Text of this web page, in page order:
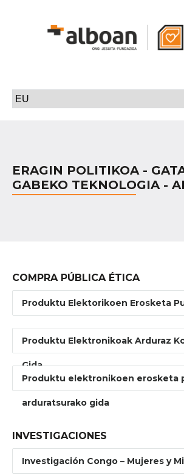
ERAGIN POLITIKOA -
GABEKO TEKNOLOGIA -
COMPRA PÚBLICA ÉTICA
Produktu Elektorikoen Erosketa
Produktu Elektronikoak Arduraz
Gida
Produktu elektronikoen erosketa
arduratsurako gida
INVESTIGACIONES
Investigación Congo – Mujeres y